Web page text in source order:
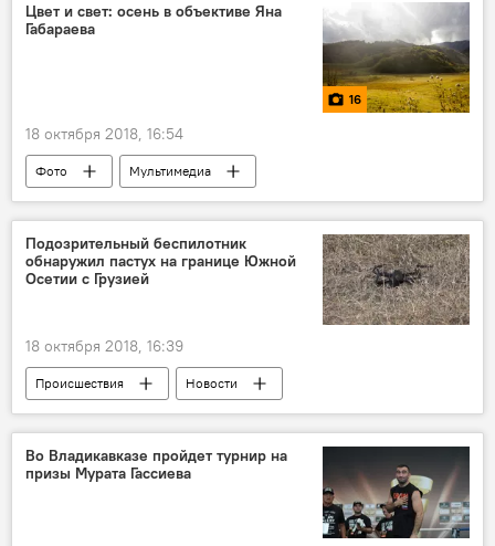
Цвет и свет: осень в объективе Яна
Габараева
16
18 октября 2018, 16:54
Фото Мультимедиа
Подозрительный беспилотник
обнаружил пастух на границе Южной
Осетии с Грузией
18 октября 2018, 16:39
Происшествия
Новости
Южная Осетия
Во Владикавказе пройдет турнир на
призы Мурата Гассиева